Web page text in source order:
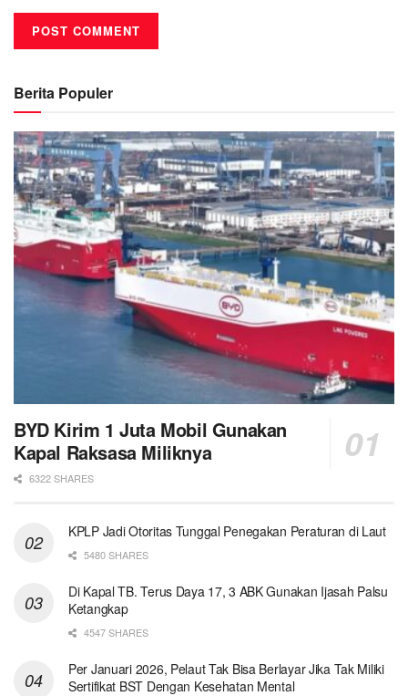
Berita Populer
BYD Kirim 1 Juta Mobil Gunakan
Kapal Raksasa Miliknya
6322 SHARES
KPLP Jadi Otoritas Tunggal Penegakan Peraturan di Laut
5480 SHARES
Di Kapal TB. Terus Daya 17, 3 ABK Gunakan Ijasah Palsu
Ketangkap
4547 SHARES
Per Januari 2026, Pelaut Tak Bisa Berlayar Jika Tak Miliki
Sertifikat BST Dengan Kesehatan Mental